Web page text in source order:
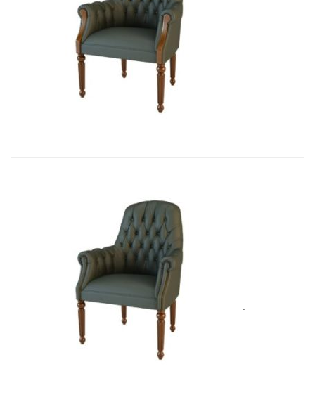
Art&Moble 01013FB Кресло посетит...
Art&Moble 01013F Кресло посетит�...
4 928,80